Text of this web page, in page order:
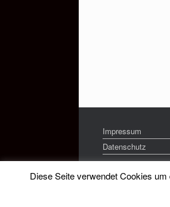
Impressum
Datenschutz
Diese Seite verwendet Cookies